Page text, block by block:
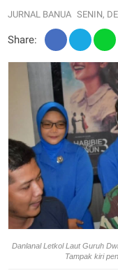
JURNAL BANUA SENIN,
Share:
Danlanal Letkol Laut Guruh
Tampak kiri